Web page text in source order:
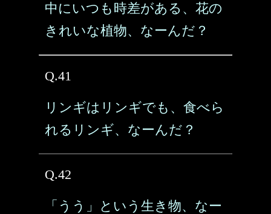
中にいつも時差がある、花の
きれいな植物、なーんだ？
Q.41
リンギはリンギでも、食べら
れるリンギ、なーんだ？
Q.42
「うう」という生き物、なー